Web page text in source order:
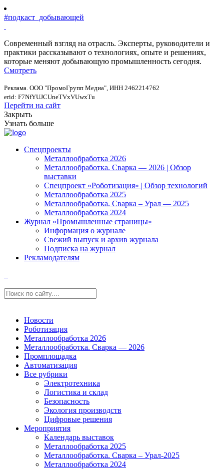
#подкаст_добывающей
Современный взгляд на отрасль. Эксперты, руководители и
практики рассказывают о технологиях, опыте и решениях,
которые меняют добывающую промышленность сегодня.
Смотреть
Реклама. ООО "ПромоГрупп Медиа", ИНН 2462214762
erid: F7NfYUJCUneTVxVUwxTu
Перейти на сайт
Закрыть
Узнать больше
Спецпроекты
Металлообработка 2026
Металлообработка. Сварка — 2026 | Обзор
выставки
Спецпроект «Роботизация» | Обзор технологий
Металлообработка 2025
Металлообработка. Сварка – Урал — 2025
Металлообработка 2024
Журнал «Промышленные страницы»
Информация о журнале
Свежий выпуск и архив журнала
Подписка на журнал
Рекламодателям
Новости
Роботизация
Металлообработка 2026
Металлообработка. Сварка — 2026
Промплощадка
Автоматизация
Все рубрики
Электротехника
Логистика и склад
Безопасность
Экология производств
Цифровые решения
Мероприятия
Календарь выставок
Металлообработка 2025
Металлообработка. Сварка – Урал-2025
Металлообработка 2024